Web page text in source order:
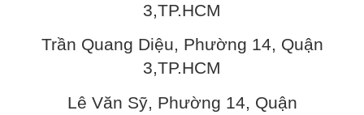
3,TP.HCM
Trần Quang Diệu, Phường 14, Quận
3,TP.HCM
Lê Văn Sỹ, Phường 14, Quận